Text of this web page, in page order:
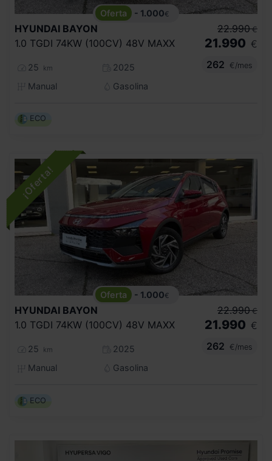
- 1.000€
HYUNDAI BAYON
1.0 TGDI 74KW (100CV) 48V MAXX
25 km
2025
Manual
Gasolina
22.990 €
21.990 €
262
€/mes
ECO
- 1.000€
HYUNDAI BAYON
1.0 TGDI 74KW (100CV) 48V MAXX
25 km
2025
Manual
Gasolina
22.990 €
21.990 €
262
€/mes
ECO